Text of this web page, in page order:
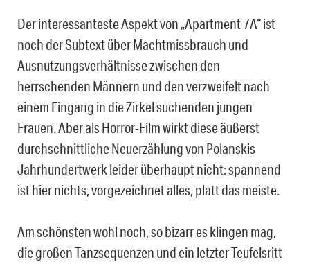
Der interessanteste Aspekt von „Apartment 7A“ ist
noch der Subtext über Machtmissbrauch und
Ausnutzungsverhältnisse zwischen den
herrschenden Männern und den verzweifelt nach
einem Eingang in die Zirkel suchenden jungen
Frauen. Aber als Horror-Film wirkt diese äußerst
durchschnittliche Neuerzählung von Polanskis
Jahrhundertwerk leider überhaupt nicht: spannend
ist hier nichts, vorgezeichnet alles, platt das meiste.
Am schönsten wohl noch, so bizarr es klingen mag,
die großen Tanzsequenzen und ein letzter Teufelsritt